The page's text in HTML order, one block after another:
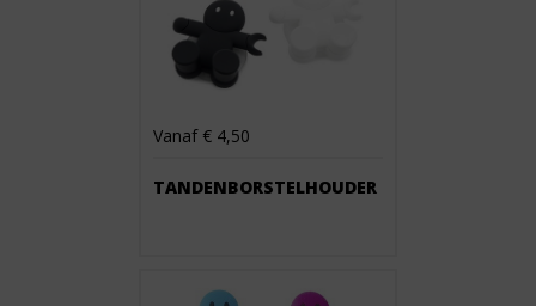
Vanaf € 4,50
TANDENBORSTELHOUDER